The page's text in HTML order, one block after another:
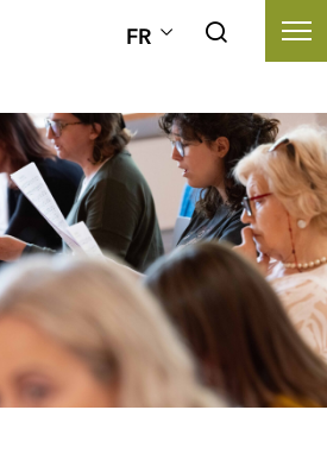
FR